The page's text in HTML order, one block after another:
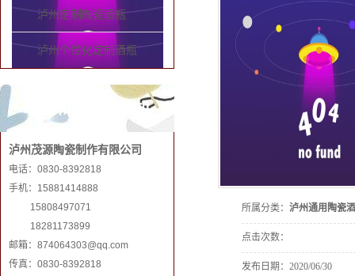
泸州定制陶瓷酒瓶
泸州个性化定制酒瓶
联系和记娱乐手机
泸州茂源陶瓷制作有限公司
电话：0830-8392818
手机：15881414888
15808497071
18281173899
邮箱： 874064303@qq.com
传真：0830-8392818
所属分类： 泸州通用陶瓷
点击次数：
发布日期： 2020/06/30